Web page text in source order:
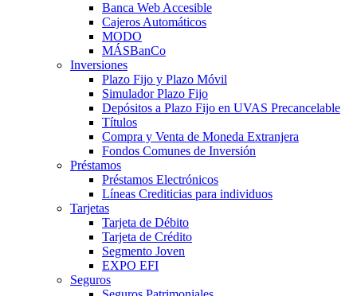
Banca Web Accesible
Cajeros Automáticos
MODO
MÁSBanCo
Inversiones
Plazo Fijo y Plazo Móvil
Simulador Plazo Fijo
Depósitos a Plazo Fijo en UVAS Precancelable
Títulos
Compra y Venta de Moneda Extranjera
Fondos Comunes de Inversión
Préstamos
Préstamos Electrónicos
Líneas Crediticias para individuos
Tarjetas
Tarjeta de Débito
Tarjeta de Crédito
Segmento Joven
EXPO EFI
Seguros